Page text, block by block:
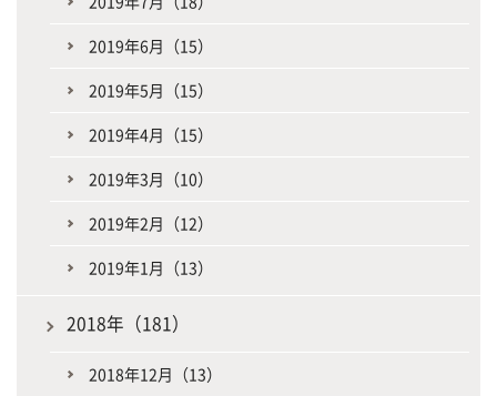
2019年6月（15）
2019年5月（15）
2019年4月（15）
2019年3月（10）
2019年2月（12）
2019年1月（13）
2018年（181）
2018年12月（13）